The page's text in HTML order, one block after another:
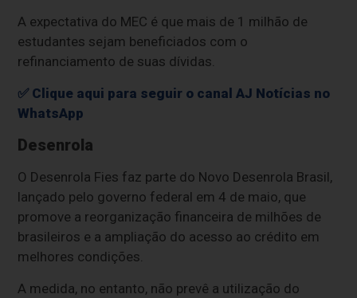
A expectativa do MEC é que mais de 1 milhão de
estudantes sejam beneficiados com o
refinanciamento de suas dívidas.
✅ Clique aqui para seguir o canal AJ Notícias no
WhatsApp
Desenrola
O Desenrola Fies faz parte do Novo Desenrola Brasil,
lançado pelo governo federal em 4 de maio, que
promove a reorganização financeira de milhões de
brasileiros e a ampliação do acesso ao crédito em
melhores condições.
A medida, no entanto, não prevê a utilização do